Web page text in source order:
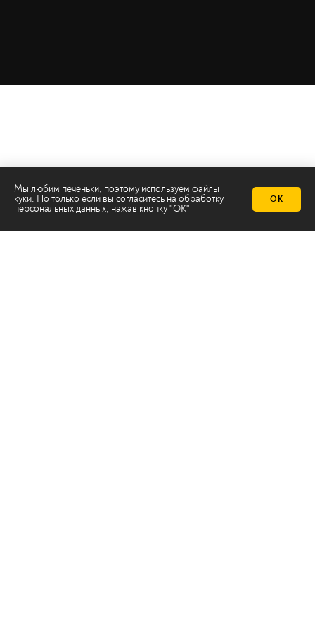
Мы любим печеньки, поэтому используем файлы
куки. Но только если вы согласитесь на обработку
персональных данных, нажав кнопку "ОК"
ОК